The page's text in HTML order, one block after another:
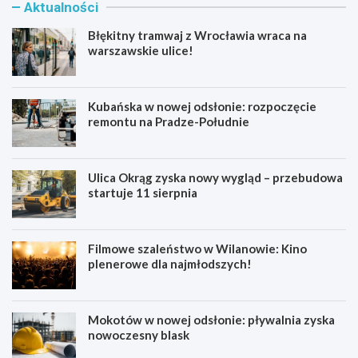
Aktualności
Błękitny tramwaj z Wrocławia wraca na
warszawskie ulice!
Kubańska w nowej odsłonie: rozpoczęcie
remontu na Pradze-Południe
Ulica Okrąg zyska nowy wygląd – przebudowa
startuje 11 sierpnia
Filmowe szaleństwo w Wilanowie: Kino
plenerowe dla najmłodszych!
Mokotów w nowej odsłonie: pływalnia zyska
nowoczesny blask